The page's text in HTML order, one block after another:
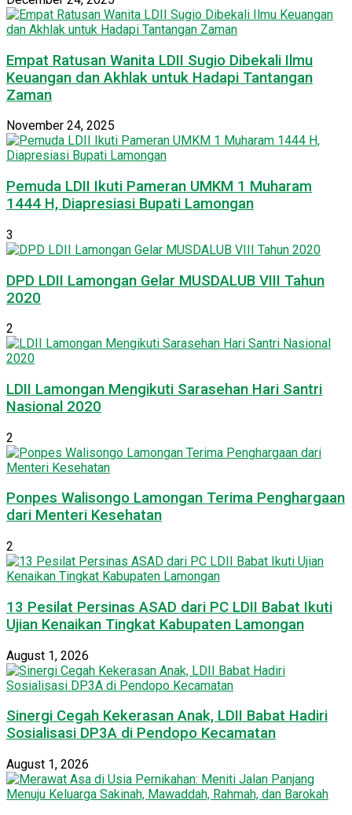
Empat Ratusan Wanita LDII Sugio Dibekali Ilmu
Keuangan dan Akhlak untuk Hadapi Tantangan
Zaman
November 24, 2025
Pemuda LDII Ikuti Pameran UMKM 1 Muharam
1444 H, Diapresiasi Bupati Lamongan
3
DPD LDII Lamongan Gelar MUSDALUB VIII Tahun
2020
2
LDII Lamongan Mengikuti Sarasehan Hari Santri
Nasional 2020
2
Ponpes Walisongo Lamongan Terima Penghargaan
dari Menteri Kesehatan
2
13 Pesilat Persinas ASAD dari PC LDII Babat Ikuti
Ujian Kenaikan Tingkat Kabupaten Lamongan
August 1, 2026
Sinergi Cegah Kekerasan Anak, LDII Babat Hadiri
Sosialisasi DP3A di Pendopo Kecamatan
August 1, 2026